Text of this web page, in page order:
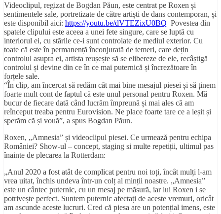
Videoclipul, regizat de Bogdan Păun, este centrat pe Roxen și
sentimentele sale, portretizate de către artiști de dans contemporan, și
este disponibil aici: https://youtu.be/dVTEZixU0BQ Povestea din
spatele clipului este aceea a unei fete singure, care se luptă cu
interiorul ei, cu stările ce-i sunt controlate de mediul exterior. Cu
toate că este în permanență înconjurată de temeri, care dețin
controlul asupra ei, artista reușește să se elibereze de ele, recâștigă
controlul și devine din ce în ce mai puternică și încrezătoare în
forțele sale.
“În clip, am încercat să redăm cât mai bine mesajul piesei și să ținem
foarte mult cont de faptul că este unul personal pentru Roxen. Mă
bucur de fiecare dată când lucrăm împreună și mai ales că am
reînceput treaba pentru Eurovision. Ne place foarte tare ce a ieșit și
sperăm că și vouă”, a spus Bogdan Păun.
Roxen, „Amnesia” și videoclipul piesei. Ce urmează pentru echipa
României? Show-ul – concept, staging si multe repetiții, ultimul pas
înainte de plecarea la Rotterdam:
„Anul 2020 a fost atât de complicat pentru noi toți, încât mulți l-am
vrea uitat, închis undeva într-un colț al minții noastre. „Amnesia”
este un cântec puternic, cu un mesaj pe măsură, iar lui Roxen i se
potrivește perfect. Suntem puternic afectați de aceste vremuri, oricât
am ascunde aceste lucruri. Cred că piesa are un potențial imens, este